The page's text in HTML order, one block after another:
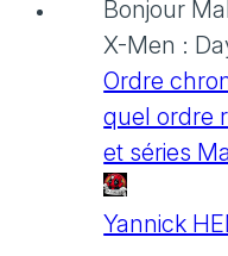
Bonjour
X-Men :
Ordre
quel ordre
et séries
Yannick